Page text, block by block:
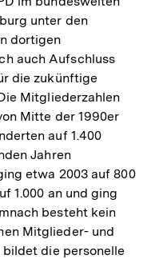
unter den
dortigen
auch Aufschluss
die zukünftige
Mitgliederzahlen
Mitte der 1990er
auf 1.400
Jahren
etwa 2003 auf 800
1.000 an und ging
besteht kein
Mitglieder- und
die personelle